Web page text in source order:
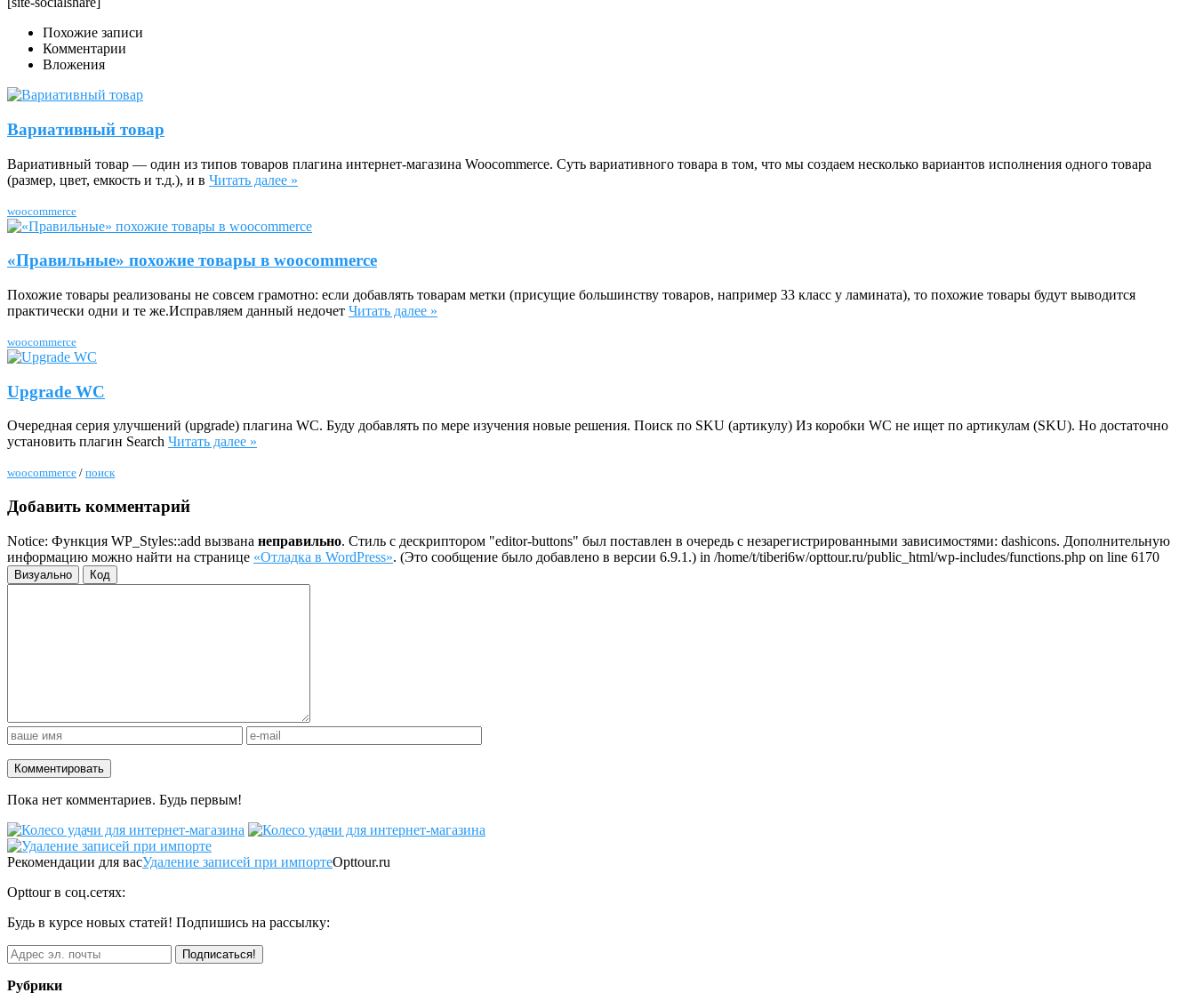
Похожие записи
Комментарии
Вложения
Вариативный товар
Вариативный товар — один из типов товаров плагина интернет-магазина Woocommerce. Суть вариативного товара в том, что мы создаем несколько вариантов исполнения одного товара
(размер, цвет, емкость и т.д.), и в Читать далее »
woocommerce
«Правильные» похожие товары в woocommerce
Похожие товары реализованы не совсем грамотно: если добавлять товарам метки (присущие большинству товаров, например 33 класс у ламината), то похожие товары будут выводится
практически одни и те же.Исправляем данный недочет Читать далее »
woocommerce
Upgrade WC
Очередная серия улучшений (upgrade) плагина WC. Буду добавлять по мере изучения новые решения. Поиск по SKU (артикулу) Из коробки WC не ищет по артикулам (SKU). Но достаточно
установить плагин Search Читать далее »
woocommerce / поиск
Добавить комментарий
Notice: Функция WP_Styles::add вызвана неправильно. Стиль с дескриптором "editor-buttons" был поставлен в очередь с незарегистрированными зависимостями: dashicons. Дополнительную
информацию можно найти на странице «Отладка в WordPress». (Это сообщение было добавлено в версии 6.9.1.) in /home/t/tiberi6w/opttour.ru/public_html/wp-includes/functions.php on line 6170
Визуально Код
Пока нет комментариев. Будь первым!
Рекомендации для васУдаление записей при импортеOpttour.ru
Opttour в соц.сетях:
Будь в курсе новых статей! Подпишись на рассылку:
Рубрики